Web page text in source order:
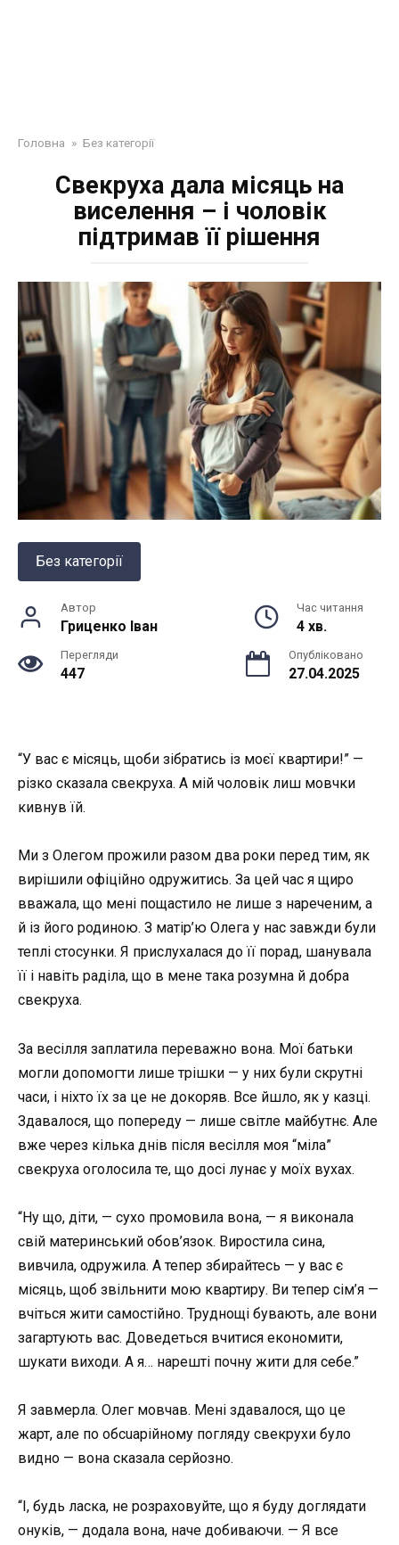
Головна » Без категорії
Свекруха дала місяць на
виселення – і чоловік
підтримав її рішення
Без категорії
Автор
Гриценко Іван
Час читання
4 хв.
Перегляди
447
Опубліковано
27.04.2025
“У вас є місяць, щоби зібратись із моєї квартири!” —
різко сказала свекруха. А мій чоловік лиш мовчки
кивнув їй.
Ми з Олегом прожили разом два роки перед тим, як
вирішили офіційно одружитись. За цей час я щиро
вважала, що мені пощастило не лише з нареченим, а
й із його родиною. З матір’ю Олега у нас завжди були
теплі стосунки. Я прислухалася до її порад, шанувала
її і навіть раділа, що в мене така розумна й добра
свекруха.
За весілля заплатила переважно вона. Мої батьки
могли допомогти лише трішки — у них були скрутні
часи, і ніхто їх за це не докоряв. Все йшло, як у казці.
Здавалося, що попереду — лише світле майбутнє. Але
вже через кілька днів після весілля моя “міла”
свекруха оголосила те, що досі лунає у моїх вухах.
“Ну що, діти, — сухо промовила вона, — я виконала
свій материнський обов’язок. Виростила сина,
вивчила, одружила. А тепер збирайтесь — у вас є
місяць, щоб звільнити мою квартиру. Ви тепер сім’я —
вчіться жити самостійно. Труднощі бувають, але вони
загартують вас. Доведеться вчитися економити,
шукати виходи. А я… нарешті почну жити для себе.”
Я завмерла. Олег мовчав. Мені здавалося, що це
жарт, але по обcuарійному погляду свекрухи було
видно — вона сказала серйозно.
“І, будь ласка, не розраховуйте, що я буду доглядати
онуків, — додала вона, наче добиваючи. — Я все